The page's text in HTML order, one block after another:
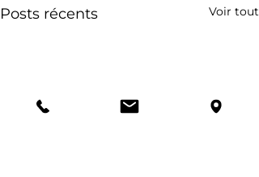
Posts récents Voir tout